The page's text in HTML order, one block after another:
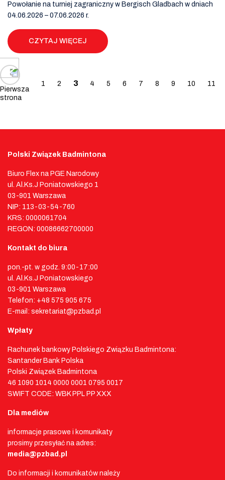
Powołanie na turniej zagraniczny w Bergisch Gladbach w dniach
04.06.2026 – 07.06.2026 r.
CZYTAJ WIĘCEJ
Posts navigation
Pierwsza
strona
1 2 3 4 5 6 7 8 9 10 11
Polski Związek Badmintona
Biuro Flex na PGE Narodowy
ul. Al.Ks.J Poniatowskiego 1
03-901 Warszawa
NIP: 113-03-54-760
KRS: 0000061704
REGON: 00086662700000
Kontakt do biura
pon.-pt. w godz. 9:00-17:00
ul. Al.Ks.J Poniatowskiego
03-901 Warszawa
Telefon: +48 575 905 675
E-mail: sekretariat@pzbad.pl
Wpłaty
Rachunek bankowy Polskiego Związku Badmintona:
Santander Bank Polska
Polski Związek Badmintona
46 1090 1014 0000 0001 0795 0017
SWIFT CODE: WBK PPL PP XXX
Dla mediów
informacje prasowe i komunikaty
prosimy przesyłać na adres:
media@pzbad.pl
Do informacji i komunikatów należy